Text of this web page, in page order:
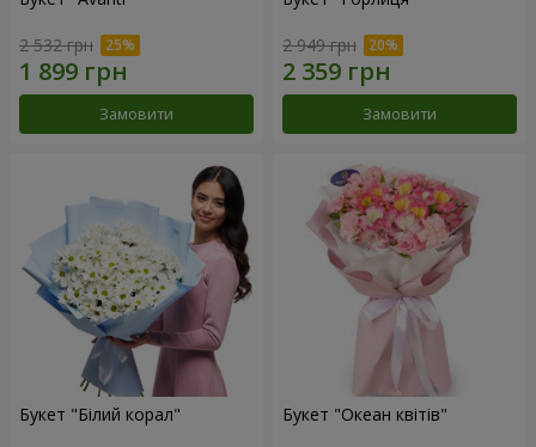
2 532 грн
Замовити
2 949 грн
Замовити
Букет "Білий корал" Букет "Океан квітів"